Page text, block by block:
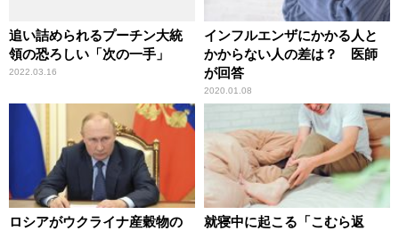
追い詰められるプーチン大統
領の恐ろしい「次の一手」
2022.03.16
インフルエンザにかかる人と
かからない人の差は？ 医師
が回答
2020.01.08
ロシアがウクライナ産穀物の
就寝中に起こる「こむら返